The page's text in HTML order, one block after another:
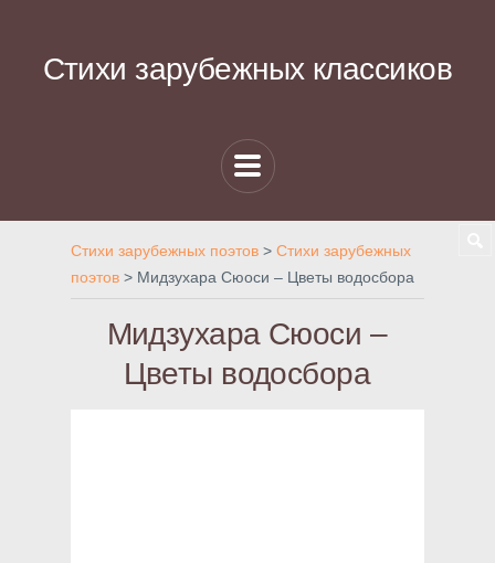
Стихи зарубежных классиков
Стихи зарубежных поэтов > Стихи зарубежных
поэтов > Мидзухара Сюоси – Цветы водосбора
Мидзухара Сюоси –
Цветы водосбора